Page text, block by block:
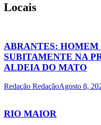
Locais
ABRANTES: HOMEM
SUBITAMENTE NA
ALDEIA DO MATO
Redação RedaçãoAgosto 8,
RIO MAIOR